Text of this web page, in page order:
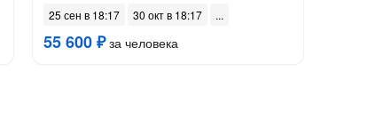
25 сен в 18:17 30 окт в 18:17
55 600 ₽за человека